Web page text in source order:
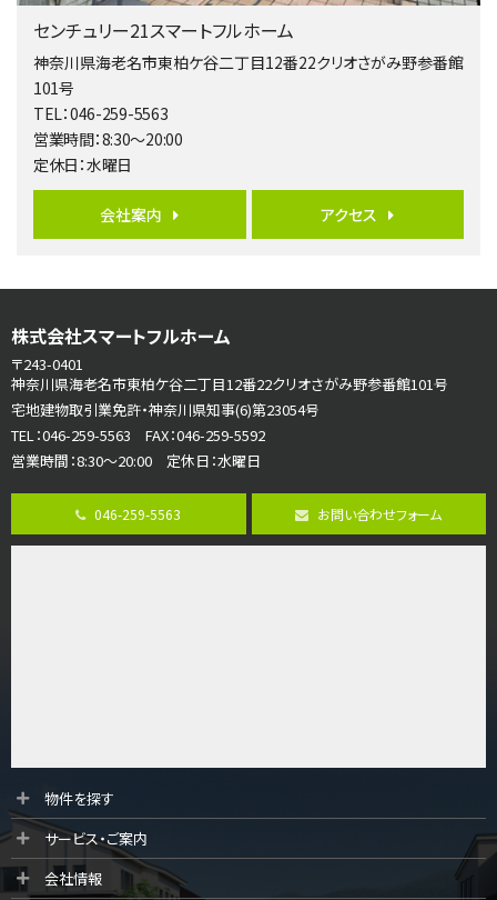
3,680万円
バ19分・ 歩8分
開放感があり日当たり良好な南西・北西角地区画。 …
第6位
4ＬＤＫ
さがみ野駅
古淵駅
バ12分 歩4分
並列２台駐車可。１階はリビングと水まわりをまとめ…
第8位
3,680万円
4ＳＬＤＫ
海老名駅
第10位
4,190万円
桜ヶ丘駅
センチュリー21スマートフルホーム
神奈川県海老名市東柏ケ谷二丁目12番22クリオさがみ野参番館
101号
TEL：046-259-5563
営業時間：8:30～20:00
定休日：水曜日
会社案内 アクセス
株式会社スマートフルホーム
〒243-0401
神奈川県海老名市東柏ケ谷二丁目12番22クリオさがみ野参番館101号
宅地建物取引業免許・神奈川県知事(6)第23054号
TEL：046-259-5563 FAX：046-259-5592
営業時間：8:30～20:00 定休日：水曜日
046-259-5563 お問い合わせフォーム
物件を探す
サービス・ご案内
会社情報